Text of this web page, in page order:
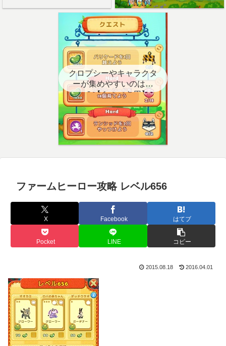
クロプシーやキャラクタ
ーが集めやすいのはど
こ？【クエスト用】
ファームヒーロー攻略 レベル656
X Facebook はてブ
Pocket LINE コピー
2015.08.18 2016.04.01